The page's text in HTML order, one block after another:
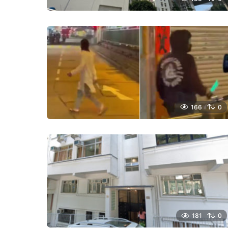
警員帶走涉事賭客上警車扣查。(警方圖片)
166 0
181 0